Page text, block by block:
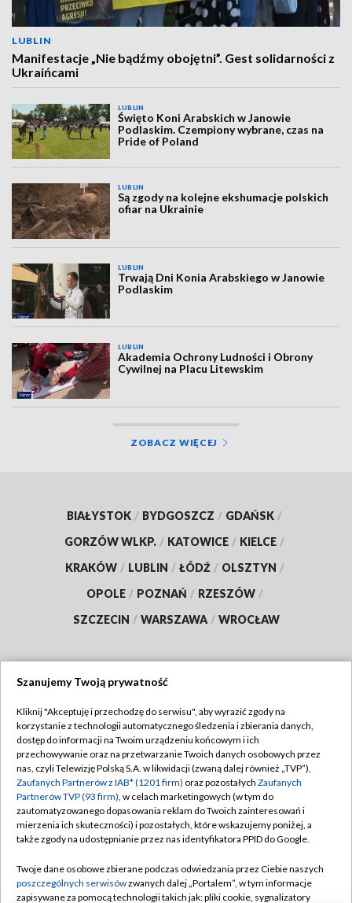
LUBLIN
Manifestacje „Nie bądźmy obojętni”. Gest solidarności z
Ukraińcami
LUBLIN
Święto Koni Arabskich w Janowie
Podlaskim. Czempiony wybrane, czas na
Pride of Poland
LUBLIN
Są zgody na kolejne ekshumacje polskich
ofiar na Ukrainie
LUBLIN
Trwają Dni Konia Arabskiego w Janowie
Podlaskim
LUBLIN
Akademia Ochrony Ludności i Obrony
Cywilnej na Placu Litewskim
ZOBACZ WIĘCEJ
BIAŁYSTOK / BYDGOSZCZ / GDAŃSK /
GORZÓW WLKP. / KATOWICE / KIELCE /
KRAKÓW / LUBLIN / ŁÓDŹ / OLSZTYN /
OPOLE / POZNAŃ / RZESZÓW /
SZCZECIN / WARSZAWA / WROCŁAW
TVP
Abonament TVP
Emisja w TVP
Centrum informacji TVP
Naziemna Telewizja Cyfrowa
Rada Programowa
Regulamin TVP
Polityka prywatności
Moje zgody
Pomoc
Kontakt
Szanujemy Twoją prywatność
Kliknij "Akceptuję i przechodzę do serwisu", aby wyrazić zgody na
korzystanie z technologii automatycznego śledzenia i zbierania danych,
dostęp do informacji na Twoim urządzeniu końcowym i ich
przechowywanie oraz na przetwarzanie Twoich danych osobowych przez
nas, czyli Telewizję Polską S.A. w likwidacji (zwaną dalej również „TVP”),
Zaufanych Partnerów z IAB* (1201 firm) oraz pozostałych Zaufanych
Partnerów TVP (93 firm), w celach marketingowych (w tym do
zautomatyzowanego dopasowania reklam do Twoich zainteresowań i
mierzenia ich skuteczności) i pozostałych, które wskazujemy poniżej, a
także zgody na udostępnianie przez nas identyfikatora PPID do Google.
Twoje dane osobowe zbierane podczas odwiedzania przez Ciebie naszych
poszczególnych serwisówzwanych dalej „Portalem”, w tym informacje
zapisywane za pomocą technologii takich jak: pliki cookie, sygnalizatory